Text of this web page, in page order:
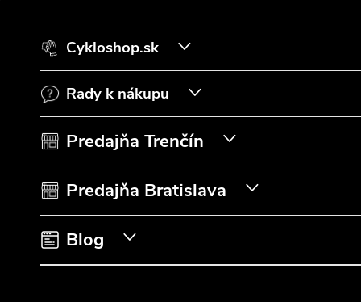
Cykloshop.sk
Rady k nákupu
Predajňa Trenčín
Predajňa Bratislava
Blog